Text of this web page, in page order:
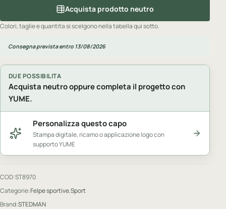
Acquista prodotto neutro
Colori, taglie e quantita si scelgono nella tabella qui sotto.
Consegna prevista entro 13/08/2026
DUE POSSIBILITA
Acquista neutro oppure completa il progetto con
YUME.
Personalizza questo capo
Stampa digitale, ricamo o applicazione logo con
supporto YUME
COD:ST8970
Categorie:Felpe sportive,Sport
Brand:STEDMAN